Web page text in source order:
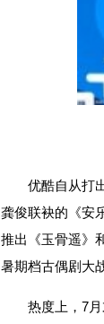
优酷自从打
龚俊联袂的《安
推出《玉骨遥》
暑期档古偶剧大
热度上，7